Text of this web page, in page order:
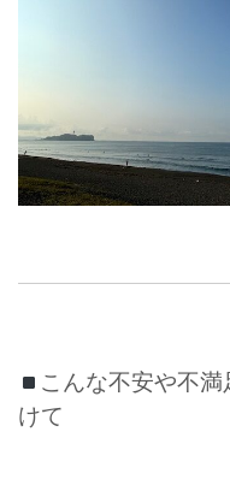
こんな不安や不
けて